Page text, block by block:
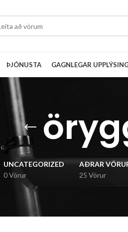
ÞJÓNUSTA GAGNLEGAR
UNCATEGORIZED
0 Vörur
AÐRAR
25 Vörur